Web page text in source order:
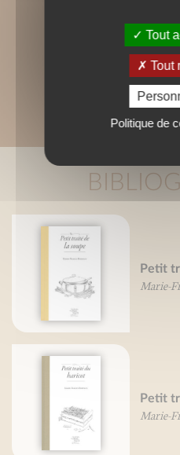
Petit
Marie-
Petit
Marie-
Tout
Tout
Politique de